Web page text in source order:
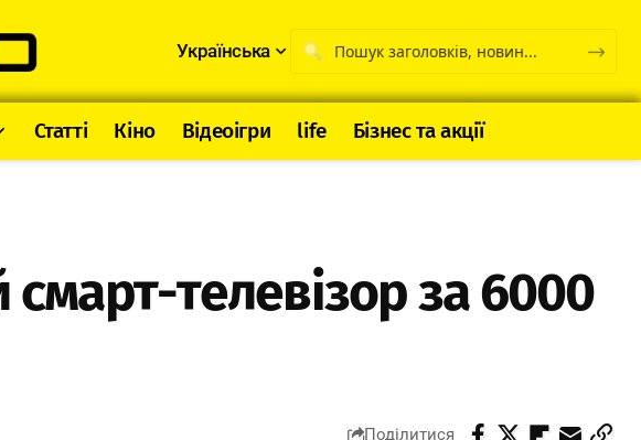
Українська
Статті Кіно Відеоігри life Бізнес та акції
телевізор за 6000
Поділитися